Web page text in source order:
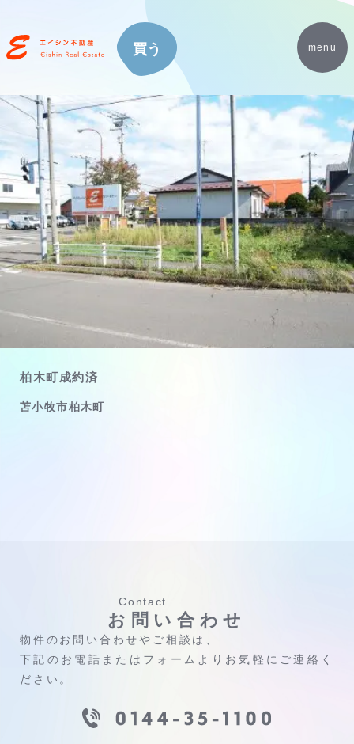
menu
買う
柏木町成約済
苫小牧市柏木町
Contact
お問い合わせ
物件のお問い合わせやご相談は、
下記のお電話またはフォームよりお気軽にご連絡く
ださい。